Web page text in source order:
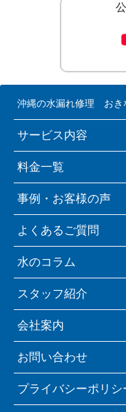
沖縄の水漏れ修理 おき
サービス内容
料金一覧
事例・お客様の声
よくあるご質問
水のコラム
スタッフ紹介
会社案内
お問い合わせ
プライバシーポリシ